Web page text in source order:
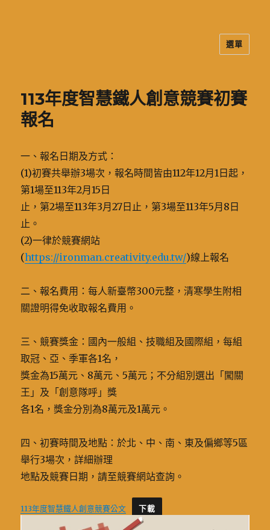
選單
113年度智慧鐵人創意競賽初賽
報名
一、報名日期及方式：
(1)初賽共舉辦3場次，報名時間皆由112年12月1日起，
第1場至113年2月15日
止，第2場至113年3月27日止，第3場至113年5月8日
止。
(2)一律於競賽網站
(https://ironman.creativity.edu.tw/)線上報名
二、報名費用：每人新臺幣300元整，清寒學生附相
關證明得免收取報名費用。
三、競賽獎金：國內一般組、技職組及國際組，每組
取冠、亞、季軍各1名，
獎金為15萬元、8萬元、5萬元；不分組別選出「闖關
王」及「創意隊呼」獎
各1名，獎金分別為8萬元及1萬元。
四、初賽時間及地點：於北、中、南、東及偏鄉等5區
舉行3場次，詳細辦理
地點及競賽日期，請至競賽網站查詢。
113年度智慧鐵人創意競賽公文 下載